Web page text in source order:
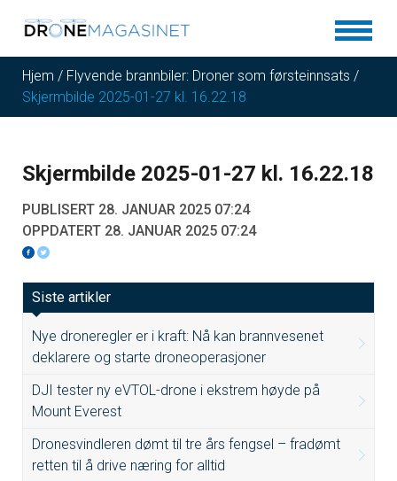
Hjem / Flyvende brannbiler: Droner som førsteinnsats /
Skjermbilde 2025-01-27 kl. 16.22.18
Skjermbilde 2025-01-27 kl. 16.22.18
PUBLISERT 28. JANUAR 2025 07:24
OPPDATERT 28. JANUAR 2025 07:24
Siste artikler
Nye droneregler er i kraft: Nå kan brannvesenet
deklarere og starte droneoperasjoner
DJI tester ny eVTOL-drone i ekstrem høyde på
Mount Everest
Dronesvindleren dømt til tre års fengsel – fradømt
retten til å drive næring for alltid